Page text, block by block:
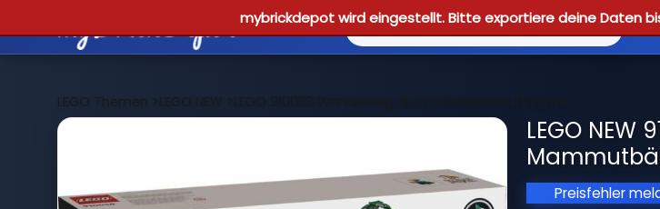
mybrickdepot wird eingestellt. Bitte exportiere deine Daten
LEGO Themen >LEGO NEW >LEGO 910058 Wanderweg durch die Mammutbäume
LEGO
Preisfehler